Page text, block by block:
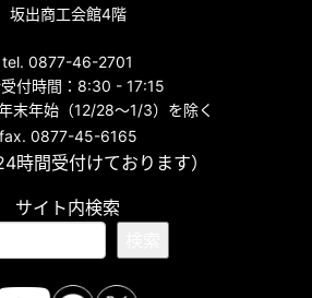
坂出商工会館4階
tel. 0877-46-2701
付時間：8:30 - 17:15
末年始（12/28～1/3）を除く
fax. 0877-45-6165
時間受付けております）
サイト内検索